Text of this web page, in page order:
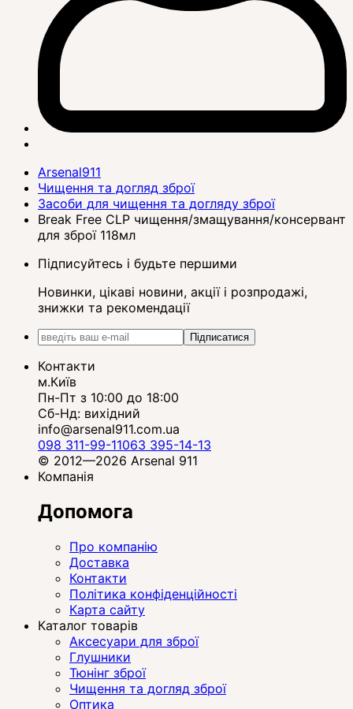
Arsenal911
Чищення та догляд зброї
Засоби для чищення та догляду зброї
Break Free CLP чищення/змащування/консервант
для зброї 118мл
Підписуйтесь і будьте першими
Новинки, цікаві новини, акції і розпродажі,
знижки та рекомендації
Підписатися
Контакти
м.Київ
Пн-Пт з 10:00 до 18:00
Сб-Нд: вихідний
info@arsenal911.com.ua
098 311-99-11063 395-14-13
© 2012—2026 Arsenal 911
Компанія
Допомога
Про компанію
Доставка
Контакти
Політика конфіденційності
Карта сайту
Каталог товарів
Аксесуари для зброї
Глушники
Тюнінг зброї
Чищення та догляд зброї
Оптика